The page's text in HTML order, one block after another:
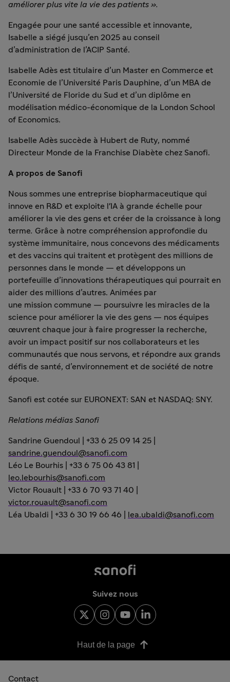
améliorer plus vite la vie des patients ».
Engagée pour une santé accessible et innovante,
Isabelle a siégé jusqu’en 2025 au conseil
d’administration de l’ACIP Santé.
Isabelle Adès est titulaire d’un Master en Commerce et
Economie de l’Université Paris Dauphine, d’un MBA de
l’Université de Floride du Sud et d’un diplôme en
modélisation médico-économique de la London School
of Economics.
Isabelle Adès succède à Hubert de Ruty, nommé
Directeur Monde de la Franchise Diabète chez Sanofi.
A propos de Sanofi
Nous sommes une entreprise biopharmaceutique qui
innove en R&D et exploite l'IA à grande échelle pour
améliorer la vie des gens et créer de la croissance à long
terme. Grâce à notre compréhension approfondie du
système immunitaire, nous concevons des médicaments
et des vaccins qui traitent et protègent des millions de
personnes dans le monde — et développons un
portefeuille d’innovations thérapeutiques qui pourrait en
aider des millions d’autres. Animées par
une mission commune — poursuivre les miracles de la
science pour améliorer la vie des gens — nos équipes
œuvrent chaque jour à faire progresser la recherche,
avoir un impact positif sur nos collaborateurs et les
communautés que nous servons, et répondre aux grands
défis de santé, d’environnement et de société de notre
époque.
Sanofi est cotée sur EURONEXT: SAN et NASDAQ: SNY.
Relations médias Sanofi
Sandrine Guendoul
| +33 6 25 09 14 25 |
sandrine.guendoul@sanofi.com
Léo Le Bourhis
| +33 6 75 06 43 81 |
leo.lebourhis@sanofi.com
Victor Rouault
| +33 6 70 93 71 40 |
victor.rouault@sanofi.com
Léa Ubaldi
| +33 6 30 19 66 46 | lea.ubaldi@sanofi.com
Suivez nous
Haut de la page
Contact